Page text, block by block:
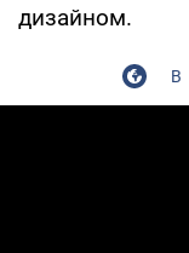
дизайном.